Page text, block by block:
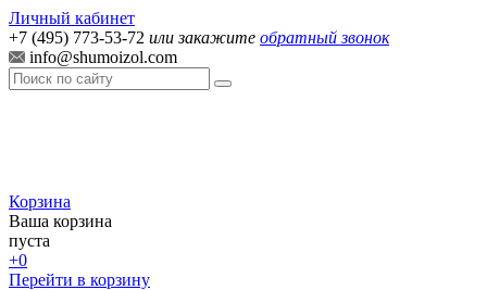
Личный кабинет
+7 (495) 773-53-72 или закажите обратный звонок
info@shumoizol.com
Корзина
Ваша корзина
пуста
+0
Перейти в корзину